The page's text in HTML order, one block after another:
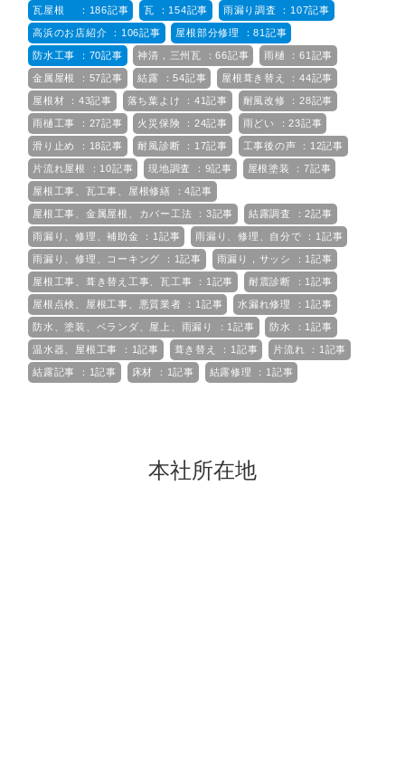
瓦屋根 ：186記事 瓦 ：154記事 雨漏り調査 ：107記事
高浜のお店紹介 ：106記事 屋根部分修理 ：81記事
防水工事 ：70記事 神清，三州瓦 ：66記事 雨樋 ：61記事
金属屋根 ：57記事 結露 ：54記事 屋根葺き替え ：44記事
屋根材 ：43記事 落ち葉よけ ：41記事 耐風改修 ：28記事
雨樋工事 ：27記事 火災保険 ：24記事 雨どい ：23記事
滑り止め ：18記事 耐風診断 ：17記事 工事後の声 ：12記事
片流れ屋根 ：10記事 現地調査 ：9記事 屋根塗装 ：7記事
屋根工事、瓦工事、屋根修繕 ：4記事
屋根工事、金属屋根、カバー工法 ：3記事 結露調査 ：2記事
雨漏り、修理、補助金 ：1記事 雨漏り、修理、自分で ：1記事
雨漏り、修理、コーキング ：1記事 雨漏り，サッシ ：1記事
屋根工事、葺き替え工事、瓦工事 ：1記事 耐震診断 ：1記事
屋根点検、屋根工事、悪質業者 ：1記事 水漏れ修理 ：1記事
防水、塗装、ベランダ、屋上、雨漏り ：1記事 防水 ：1記事
温水器、屋根工事 ：1記事 葺き替え ：1記事 片流れ ：1記事
結露記事 ：1記事 床材 ：1記事 結露修理 ：1記事
本社所在地